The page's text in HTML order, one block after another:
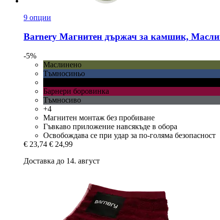
9 опции
Barnery Магнитен държач за камшик,
-5%
Маслинено
Тъмносиньо
Барнери боровинка
Тъмносиво
+4
Магнитен монтаж без пробиване
Гъвкаво приложение навсякъде в обора
Освобождава се при удар за по-голяма безопасност
€ 23,74 € 24,99
Доставка до 14. август